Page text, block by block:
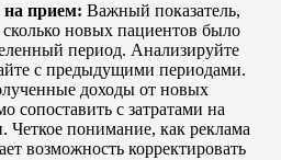
на прием: Важный показатель,
новых пациентов было
период. Анализируйте
с предыдущими периодами.
доходы от новых
сопоставить с затратами на
Четкое понимание, как реклама
возможность корректировать